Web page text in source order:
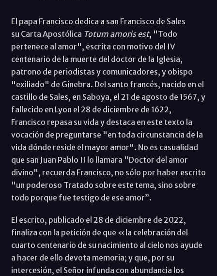
El papa Francisco dedica a san Francisco de Sales
su Carta Apostólica Totum amoris est, "Todo
pertenece al amor", escrita con motivo del IV
centenario de la muerte del doctor de la Iglesia,
patrono de periodistas y comunicadores, y obispo
"exiliado" de Ginebra. Del santo francés, nacido en el
castillo de Sales, en Saboya, el 21 de agosto de 1567, y
fallecido en Lyon el 28 de diciembre de 1622,
Francisco repasa su vida y destaca en este texto la
vocación de preguntarse "en toda circunstancia de la
vida dónde reside el mayor amor". No es casualidad
que san Juan Pablo II lo llamara "Doctor del amor
divino", recuerda Francisco, no sólo por haber escrito
"un poderoso Tratado sobre este tema, sino sobre
todo porque fue testigo de ese amor”.
El escrito, publicado el 28 de diciembre de 2022,
finaliza con la petición de que «la celebración del
cuarto centenario de su nacimiento al cielo nos ayude
a hacer de ello devota memoria; y que, por su
intercesión, el Señor infunda con abundancia los